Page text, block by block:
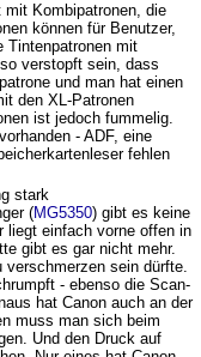
mit Kombipatronen, die
können für Benutzer,
Tintenpatronen mit
verstopft sein, dass
und man hat einen
den XL-Patronen
ist jedoch fummelig.
- ADF, eine
fehlen
stark
(MG5350) gibt es keine
liegt einfach vorne offen in
gibt es gar nicht mehr.
sein dürfte.
- ebenso die Scan-
hat Canon auch an der
muss man sich beim
Und den Druck auf